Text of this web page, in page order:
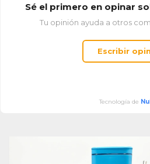
Sé el primero en opinar
Tu opinión ayuda a otros
Escribir
Tecnología de